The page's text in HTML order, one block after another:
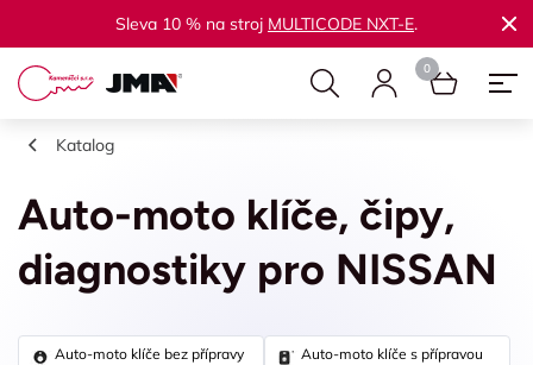
Sleva 10 % na stroj MULTICODE NXT-E.
Katalog
Auto-moto klíče, čipy,
diagnostiky pro NISSAN
Auto-moto klíče bez přípravy
Auto-moto klíče s přípravou